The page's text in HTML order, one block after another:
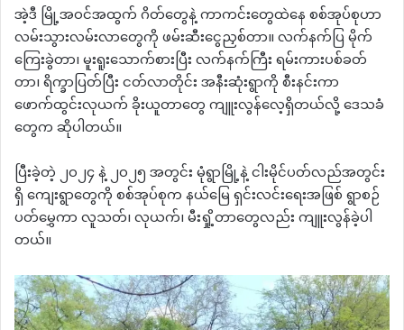
အဲ့ဒီ မြို့အဝင်အထွက် ဂိတ်တွေနဲ့ ကာကင်းတွေထဲနေ စစ်အုပ်စုဟာ
လမ်းသွားလမ်းလာတွေကို ဖမ်းဆီးငွေညှစ်တာ။ လက်နက်ပြ မိုက်
ကြေးခွဲတာ၊ မူးရူးသောက်စားပြီး လက်နက်ကြီး ရမ်းကားပစ်ခတ်
တာ၊ ရိက္ခာပြတ်ပြီး ငတ်လာတိုင်း အနီးဆုံးရွာကို စီးနင်းကာ
ဖောက်ထွင်းလုယက် ခိုးယူတာတွေ ကျူးလွန်လေ့ရှိတယ်လို့ ဒေသခံ
တွေက ဆိုပါတယ်။
ပြီးခဲ့တဲ့ ၂၀၂၄ နဲ့ ၂၀၂၅ အတွင်း မုံရွာမြို့နဲ့ ငါးမိုင်ပတ်လည်အတွင်း
ရှိ ကျေးရွာတွေကို စစ်အုပ်စုက နယ်မြေ ရှင်းလင်းရေးအဖြစ် ရွာစဉ်
ပတ်မွှေကာ လူသတ်၊ လုယက်၊ မီးရှို့တာတွေလည်း ကျူးလွန်ခဲ့ပါ
တယ်။